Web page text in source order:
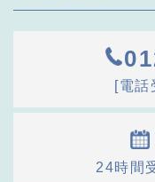
[電
24時間